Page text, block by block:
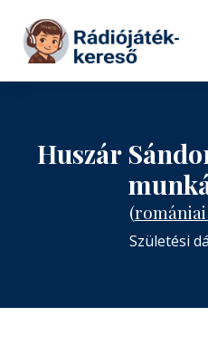
Tovább a tartalomhoz
Huszár
(
Születési